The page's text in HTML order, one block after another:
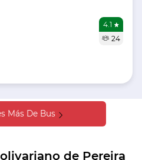
4.1
24
Más De Bus
de Pereira